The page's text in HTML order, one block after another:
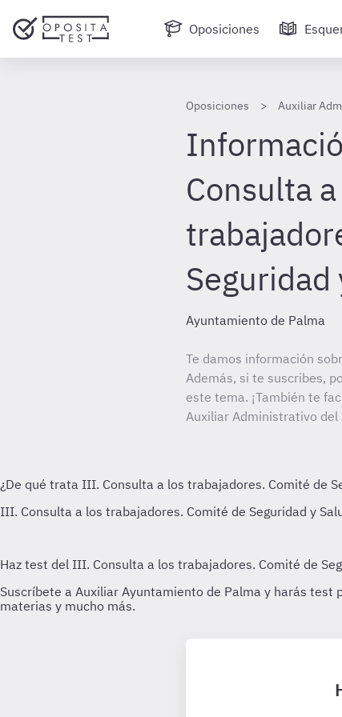
Oposiciones
Oposiciones Auxiliar
Consulta
Seguridad
Ayuntamiento de Palma
Te damos información
Además, si te suscribes,
este tema. ¡También te
Auxiliar Administrativo